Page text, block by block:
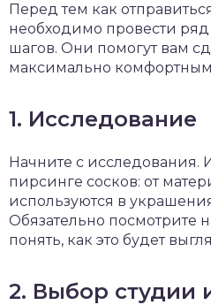
Перед тем как
необходимо провести
шагов. Они помогут вам
максимально
1. Исследование
Начните с
пирсинге сосков: от
используются в
Обязательно посмотрите
понять, как это будет
2. Выбор студии